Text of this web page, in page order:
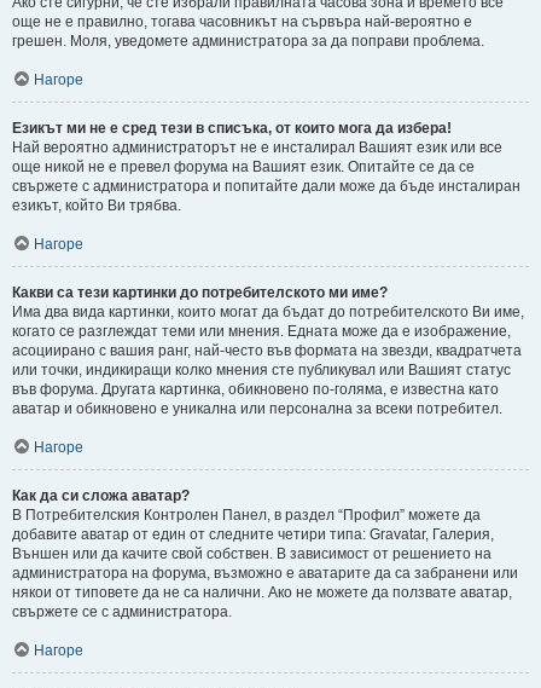
още не е правилно, тогава часовникът на сървъра най-вероятно е
грешен. Моля, уведомете администратора за да поправи проблема.
Нагоре
Езикът ми не е сред тези в списъка, от които мога да избера!
Най вероятно администраторът не е инсталирал Вашият език или все
още никой не е превел форума на Вашият език. Опитайте се да се
свържете с администратора и попитайте дали може да бъде инсталиран
езикът, който Ви трябва.
Нагоре
Какви са тези картинки до потребителското ми име?
Има два вида картинки, които могат да бъдат до потребителското Ви име,
когато се разглеждат теми или мнения. Едната може да е изображение,
асоциирано с вашия ранг, най-често във формата на звезди, квадратчета
или точки, индикиращи колко мнения сте публикувал или Вашият статус
във форума. Другата картинка, обикновено по-голяма, е известна като
аватар и обикновено е уникална или персонална за всеки потребител.
Нагоре
Как да си сложа аватар?
В Потребителския Контролен Панел, в раздел “Профил” можете да
добавите аватар от един от следните четири типа: Gravatar, Галерия,
Външен или да качите свой собствен. В зависимост от решението на
администратора на форума, възможно е аватарите да са забранени или
някои от типовете да не са налични. Ако не можете да ползвате аватар,
свържете се с администратора.
Нагоре